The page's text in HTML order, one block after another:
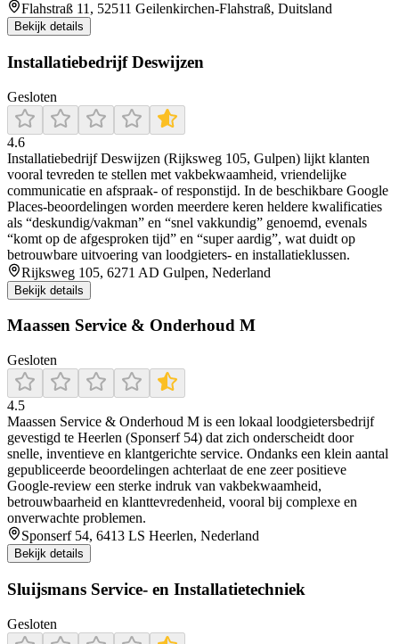
Flahstraß 11, 52511 Geilenkirchen-Flahstraß, Duitsland
Bekijk details
Installatiebedrijf Deswijzen
Gesloten
4.6
Installatiebedrijf Deswijzen (Rijksweg 105, Gulpen) lijkt klanten
vooral tevreden te stellen met vakbekwaamheid, vriendelijke
communicatie en afspraak- of responstijd. In de beschikbare Google
Places-beoordelingen worden meerdere keren heldere kwalificaties
als “deskundig/vakman” en “snel vakkundig” genoemd, evenals
“komt op de afgesproken tijd” en “super aardig”, wat duidt op
betrouwbare uitvoering van loodgieters- en installatieklussen.
Rijksweg 105, 6271 AD Gulpen, Nederland
Bekijk details
Maassen Service & Onderhoud M
Gesloten
4.5
Maassen Service & Onderhoud M is een lokaal loodgietersbedrijf
gevestigd te Heerlen (Sponserf 54) dat zich onderscheidt door
snelle, inventieve en klantgerichte service. Ondanks een klein aantal
gepubliceerde beoordelingen achterlaat de ene zeer positieve
Google-review een sterke indruk van vakbekwaamheid,
betrouwbaarheid en klanttevredenheid, vooral bij complexe en
onverwachte problemen.
Sponserf 54, 6413 LS Heerlen, Nederland
Bekijk details
Sluijsmans Service- en Installatietechniek
Gesloten